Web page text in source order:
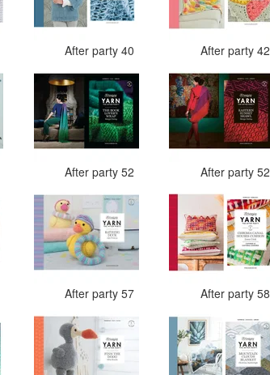
After party 40 After party 42
After party 52 After party 52
After party 57 After party 58